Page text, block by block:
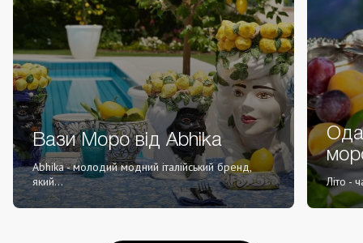
Вази Моро від Abhika
Abhika - молодий модний італійський бренд,
який...
Ода
Літо -